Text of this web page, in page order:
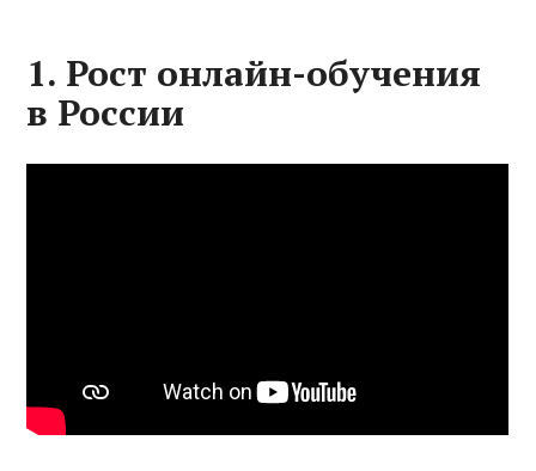
1. Рост онлайн-обучения
в России